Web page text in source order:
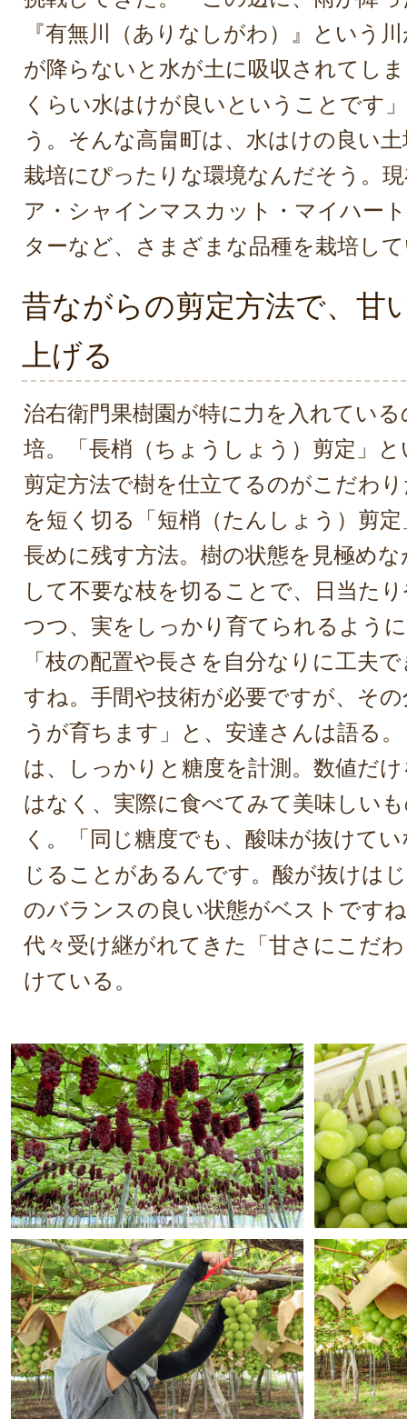
『有無川（ありなしがわ）』という
が降らないと水が土に吸収されてし
くらい水はけが良いということです
う。そんな高畠町は、水はけの良い
栽培にぴったりな環境なんだそう。
ア・シャインマスカット・マイハー
ターなど、さまざまな品種を栽培し
昔ながらの剪定方法で、甘
上げる
治右衛門果樹園が特に力を入れてい
培。「長梢（ちょうしょう）剪定」
剪定方法で樹を仕立てるのがこだわ
を短く切る「短梢（たんしょう）剪
長めに残す方法。樹の状態を見極め
して不要な枝を切ることで、日当た
つつ、実をしっかり育てられるよう
「枝の配置や長さを自分なりに工夫
すね。手間や技術が必要ですが、そ
うが育ちます」と、安達さんは語る
は、しっかりと糖度を計測。数値だ
はなく、実際に食べてみて美味しい
く。「同じ糖度でも、酸味が抜けて
じることがあるんです。酸が抜けは
のバランスの良い状態がベストです
代々受け継がれてきた「甘さにこだ
けている。